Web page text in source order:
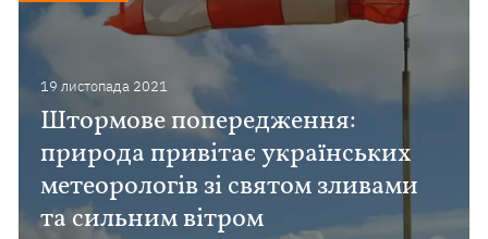
19 листопада 2021
Штормове попередження:
природа привітає українських
метеорологів зі святом зливами
та сильним вітром